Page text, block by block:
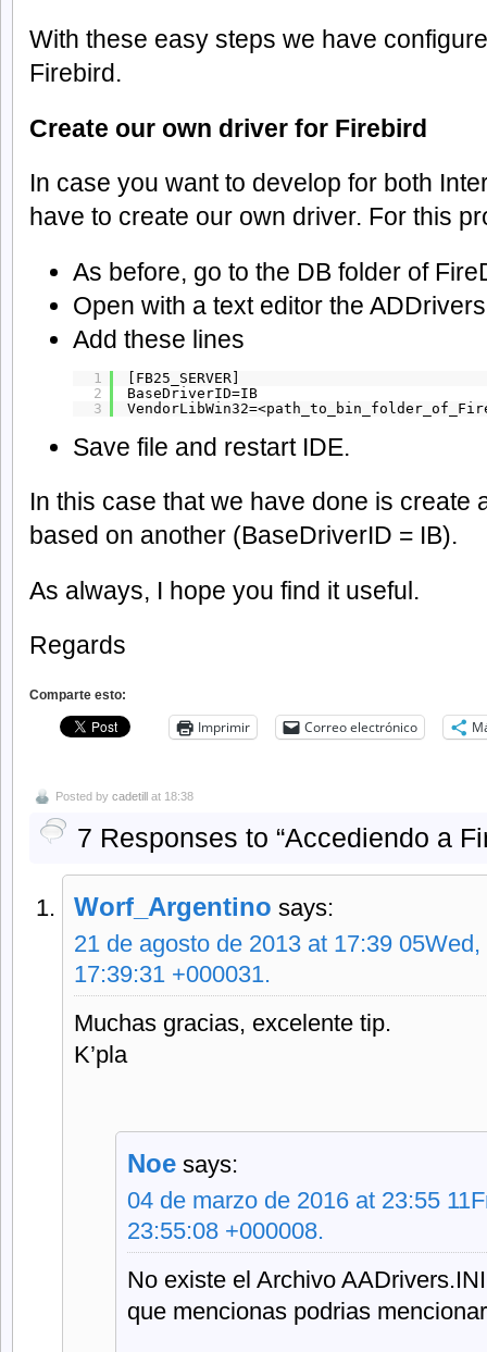
With these easy steps we have
Firebird.
Create our own driver for Firebird
In case you want to develop for both
have to create our own driver. For this
As before, go to the DB folder of
Open with a text editor the
Add these lines
1
2
3
[FB25_SERVER]
BaseDriverID=IB
Save file and restart IDE.
In this case that we have done is create
based on another (BaseDriverID = IB).
As always, I hope you find it useful.
Regards
Comparte esto:
Imprimir Correo electrónico
Posted by cadetill at 18:38
7 Responses to “Accediendo a
Worf_Argentino says:
21 de agosto de 2013 at 17:39
17:39:31 +000031.
Muchas gracias, excelente tip.
K’pla
Noe says:
04 de marzo de 2016 at 23:55
23:55:08 +000008.
No existe el Archivo AADrivers.INI
que mencionas podrias